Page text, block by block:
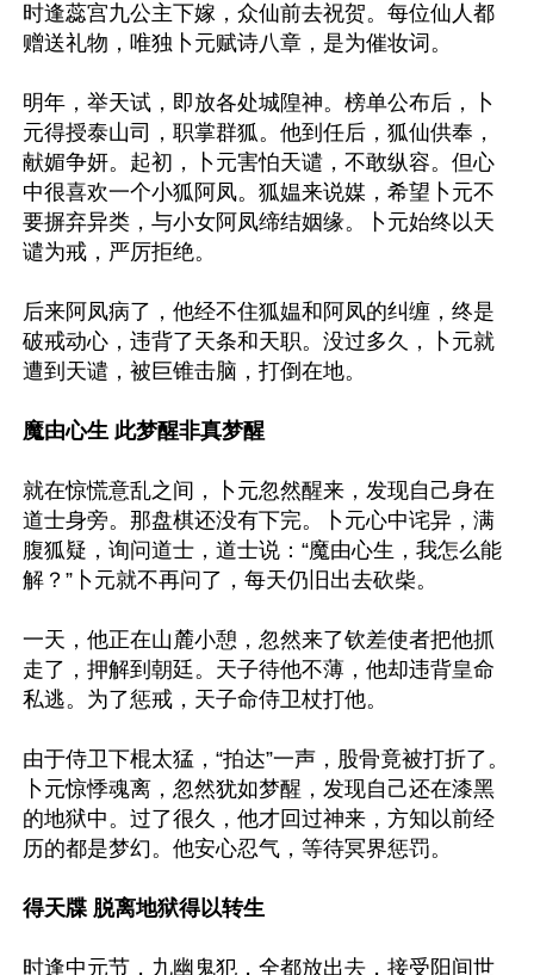
时逢蕊宫九公主下嫁，众仙前去祝贺。每位仙人都
赠送礼物，唯独卜元赋诗八章，是为催妆词。
明年，举天试，即放各处城隍神。榜单公布后，卜
元得授泰山司，职掌群狐。他到任后，狐仙供奉，
献媚争妍。起初，卜元害怕天谴，不敢纵容。但心
中很喜欢一个小狐阿凤。狐媪来说媒，希望卜元不
要摒弃异类，与小女阿凤缔结姻缘。卜元始终以天
谴为戒，严厉拒绝。
后来阿凤病了，他经不住狐媪和阿凤的纠缠，终是
破戒动心，违背了天条和天职。没过多久，卜元就
遭到天谴，被巨锥击脑，打倒在地。
魔由心生 此梦醒非真梦醒
就在惊慌意乱之间，卜元忽然醒来，发现自己身在
道士身旁。那盘棋还没有下完。卜元心中诧异，满
腹狐疑，询问道士，道士说：“魔由心生，我怎么能
解？”卜元就不再问了，每天仍旧出去砍柴。
一天，他正在山麓小憩，忽然来了钦差使者把他抓
走了，押解到朝廷。天子待他不薄，他却违背皇命
私逃。为了惩戒，天子命侍卫杖打他。
由于侍卫下棍太猛，“拍达”一声，股骨竟被打折了。
卜元惊悸魂离，忽然犹如梦醒，发现自己还在漆黑
的地狱中。过了很久，他才回过神来，方知以前经
历的都是梦幻。他安心忍气，等待冥界惩罚。
得天牒 脱离地狱得以转生
时逢中元节，九幽鬼犯，全都放出去，接受阳间世